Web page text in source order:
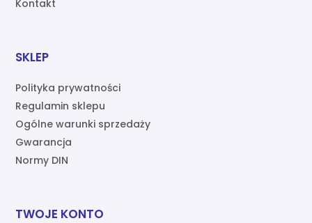
Kontakt
SKLEP
Polityka prywatności
Regulamin sklepu
Ogólne warunki sprzedaży
Gwarancja
Normy DIN
TWOJE KONTO